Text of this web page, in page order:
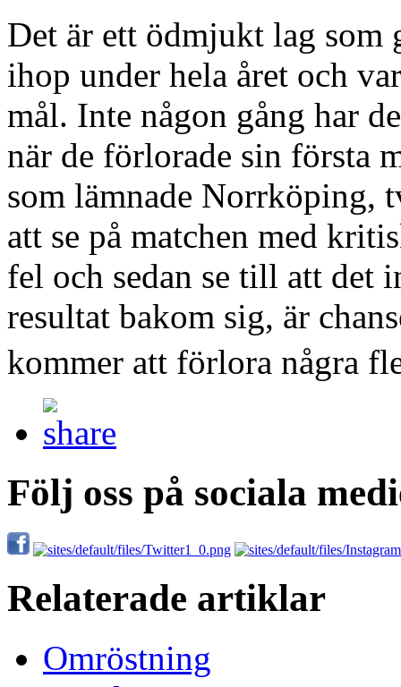
Det är ett ödmjukt lag som
ihop under hela året och
mål. Inte någon gång har
när de förlorade sin första
som lämnade Norrköping,
att se på matchen med
fel och sedan se till att det
resultat bakom sig, är
kommer att förlora några
Följ oss på sociala
Relaterade artiklar
Omröstning